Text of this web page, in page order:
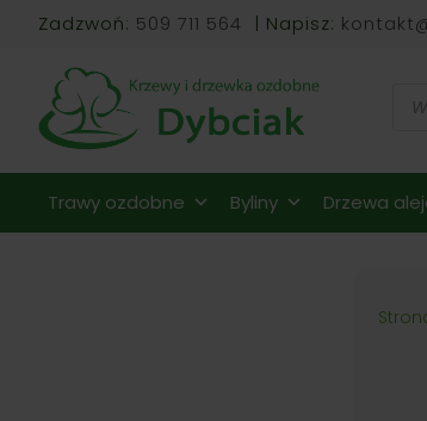
Zadzwoń: 509 711 564 | Napisz:
Trawy ozdobne Byliny Drzewa